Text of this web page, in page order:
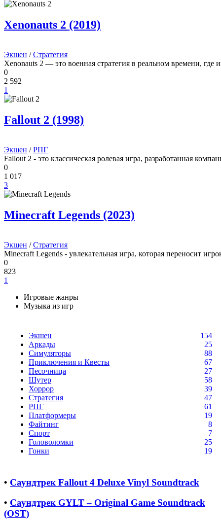
Xenonauts 2 (2019)
Экшен /Стратегия
Xenonauts 2 — это военная стратегия в реальном времени, где
0
2 592
1
Fallout 2 (1998)
Экшен /РПГ
Fallout 2 - это классическая ролевая игра, разработанная
0
1 017
3
Minecraft Legends (2023)
Экшен /Стратегия
Minecraft Legends - увлекательная игра, которая переносит
0
823
1
Игровые жанры
Музыка из игр
Экшен
154
Аркады
25
Симуляторы
88
Приключения и Квесты
67
Песочница
27
Шутер
58
Хоррор
39
Стратегия
47
РПГ
61
Платформеры
19
Файтинг
8
Спорт
7
Головоломки
25
Гонки
19
• Саундтрек Fallout 4 Deluxe Vinyl Soundtrack
• Саундтрек GYLT – Original Game Soundtrack
(OST)